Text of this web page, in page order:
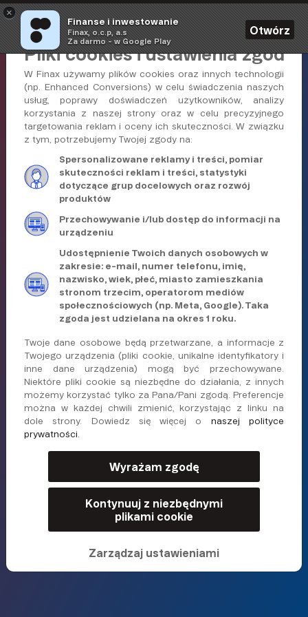
STOCKWATCHER
TEŻ CZASEM MOŻE
PASYWNIE
Skorzystaj z promocji dla czytelników portalu,
dzięki której nie poniesiesz opłaty za niskie wpłaty.
Sprawdź, czy inwestowanie w globalny, pasywny i
tani portfel ETF-ów ma sens.
Kalkulacja nie wymaga podania adresu e-mail ani
numeru telefonu.
Ile chce Pan/Pani inwestować
miesięcznie?
100 zł 400 zł 2000 zł 4000 zł
LICENCJA NARODOWEGO BANKU SŁOWACJI
★ ★ ★ ★ ★
PONAD 100 RECENZJI W GOOGLE
Pliki cookies i ustawienia zgód
W Finax używamy plików cookies oraz innych technologii
(np. Enhanced Conversions) w celu świadczenia naszych
usług, poprawy doświadczeń użytkowników, analizy
korzystania z naszej strony oraz w celu precyzyjnego
targetowania reklam i oceny ich skuteczności. W związku
z tym, potrzebujemy Twojej zgody na:
Spersonalizowane reklamy i treści, pomiar
skuteczności reklam i treści, statystyki
dotyczące grup docelowych oraz rozwój
produktów
Przechowywanie i/lub dostęp do informacji na
urządzeniu
Udostępnienie Twoich danych osobowych w
zakresie: e-mail, numer telefonu, imię,
nazwisko, wiek, płeć, miasto zamieszkania
stronom trzecim, operatorom mediów
społecznościowych (np. Meta, Google). Taka
zgoda jest udzielana na okres 1 roku.
Twoje dane osobowe będą przetwarzane, a informacje z
Twojego urządzenia (pliki cookie, unikalne identyfikatory i
inne dane urządzenia) mogą być przechowywane.
Niektóre pliki cookie są niezbędne do działania, z innych
możemy korzystać tylko za Pana/Pani zgodą. Preferencje
można w każdej chwili zmienić, korzystając z linku na
dole strony. Dowiedz się więcej o naszej polityce
prywatności.
Wyrażam zgodę
Kontynuuj z niezbędnymi
plikami cookie
Zarządzaj ustawieniami
×
Finanse i inwestowanie
Finax, o.c.p, a.s
Za darmo - w Google Play
Otwórz